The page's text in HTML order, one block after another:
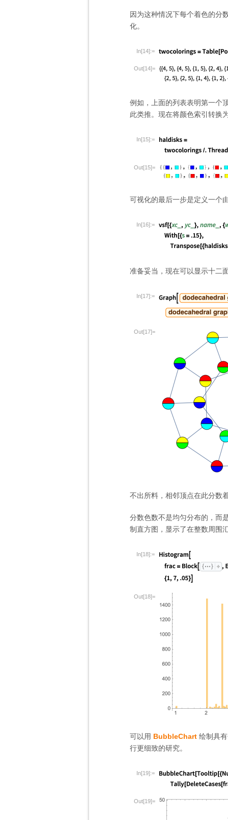
因为这种情况下每个着色的分
化。
In[14]:=
Out[14]=
例如，上面的列表表明第一个
此类推。现在将颜色索引转换
In[15]:=
Out[15]=
可视化的最后一步是定义一个
In[16]:=
准备妥当，现在可以显示十二
In[17]:=
Out[17]=
不出所料，相邻顶点在此分数
分数色数不是均匀分布的，而
制直方图，显示了在整数周围
In[18]:=
Out[18]=
可以用 BubbleChart 绘制具
行更细致的研究。
In[19]:=
Out[19]=